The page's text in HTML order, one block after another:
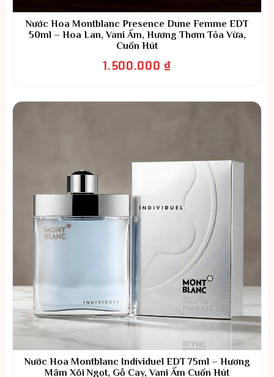
Nước Hoa Montblanc Presence Dune Femme EDT
50ml – Hoa Lan, Vani Ấm, Hương Thơm Tỏa Vừa,
Cuốn Hút
1.500.000₫
Nước Hoa Montblanc Individuel EDT 75ml – Hương
Mâm Xôi Ngọt, Gỗ Cay, Vani Ấm Cuốn Hút